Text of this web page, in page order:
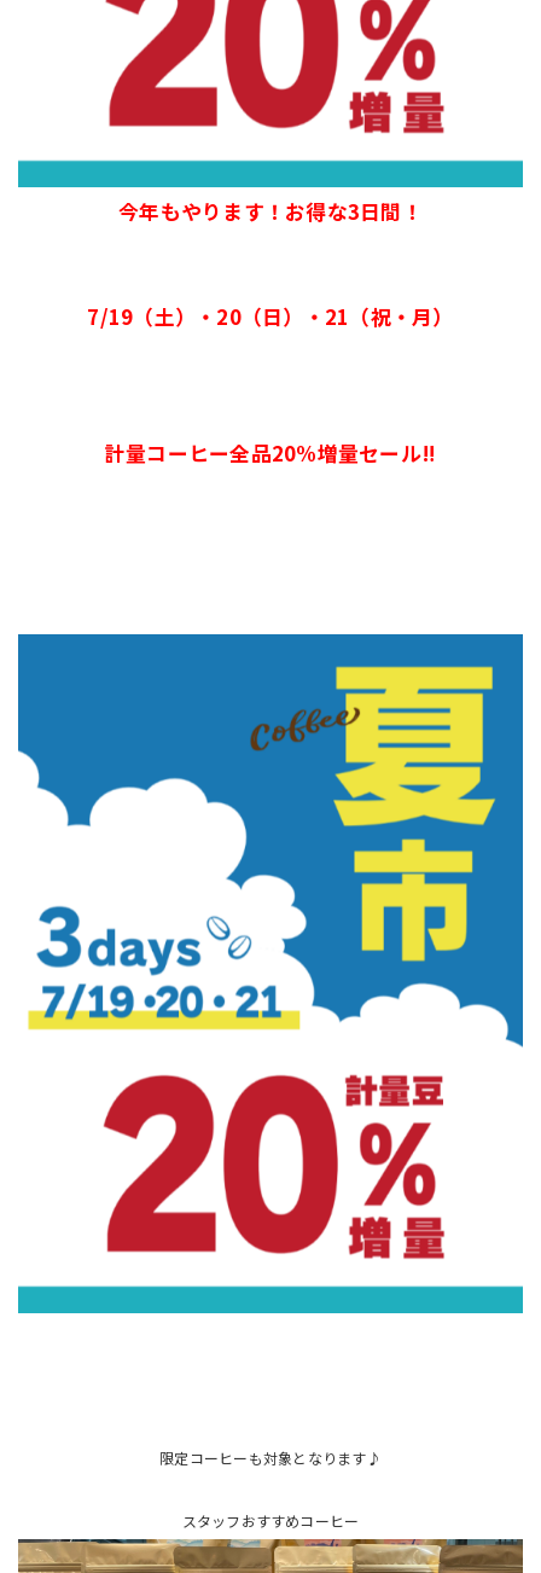
今年もやります！お得な3日間！
7/19（土）・20（日）・21（祝・月）
計量コーヒー全品20%増量セール‼
限定コーヒーも対象となります♪
スタッフおすすめコーヒー